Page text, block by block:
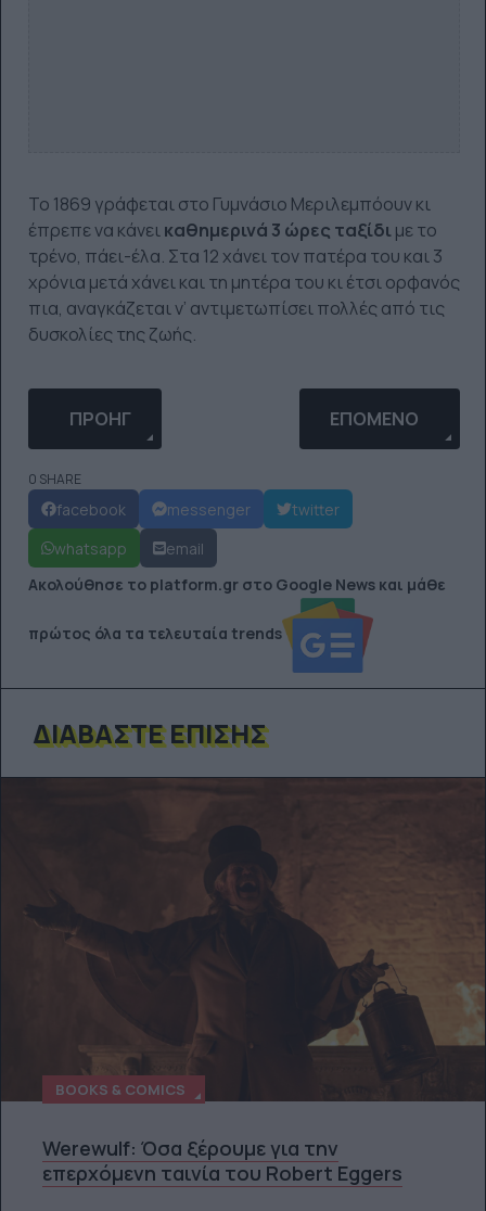
Το 1869 γράφεται στο Γυμνάσιο Μεριλεμπόουν κι
έπρεπε να κάνεικαθημερινά 3 ώρες ταξίδιμε το
τρένο, πάει-έλα. Στα 12 χάνει τον πατέρα του και 3
χρόνια μετά χάνει και τη μητέρα του κι έτσι ορφανός
πια, αναγκάζεται ν’ αντιμετωπίσει πολλές από τις
δυσκολίες της ζωής.
ΠΡΟΗΓΟΎΜΕΝΟ ΆΡΘΡΟ: ΈΝΑ ΑΠΌ ΤΑ ΠΙΟ
ΠΡΟΗΓ ΕΠΌΜΕΝΟ ΆΡΘΡΟ:
ΕΠΌΜΕΝΟ
0 SHARE
facebook messenger
twitter
whatsapp
email
Ακολούθησε το platform.gr στο Google News και μάθε
πρώτος όλα τα τελευταία trends
ΔΙΑΒΆΣΤΕ ΕΠΊΣΗΣ
BOOKS & COMICS
Werewulf: Όσα ξέρουμε για την
επερχόμενη ταινία του Robert Eggers